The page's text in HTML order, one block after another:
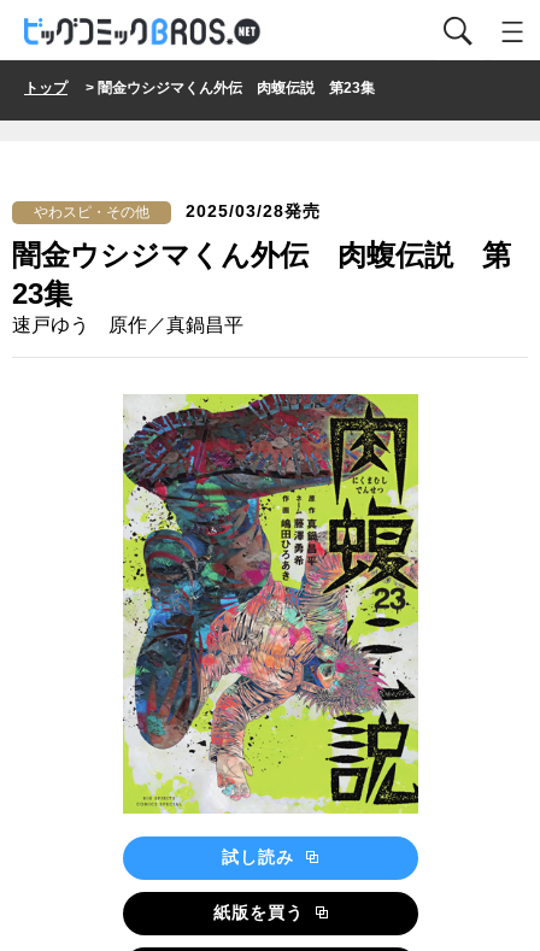
トップ> 闇金ウシジマくん外伝 肉蝮伝説 第23集
やわスピ・その他 2025/03/28発売
闇金ウシジマくん外伝 肉蝮伝説 第
23集
速戸ゆう 原作／真鍋昌平
試し読み
紙版を買う